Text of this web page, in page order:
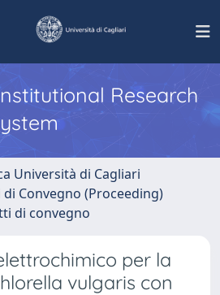
Research
Università di Cagliari
Convegno (Proceeding)
di convegno
per la
vulgaris con